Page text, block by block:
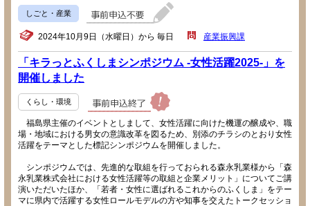
しごと・産業
2024年10月9日（水曜日）から 毎日 産業振興課
「キラっとふくしまシンポジウム -女性活躍2025-」を
開催しました
くらし・環境
福島県主催のイベントとしまして、女性活躍に向けた機運の醸成や、職
場・地域における男女の意識改革を図るため、別添のチラシのとおり女性
活躍をテーマとした標記シンポジウムを開催しました。
シンポジウムでは、先進的な取組を行っておられる森永乳業様から「森
永乳業株式会社における女性活躍等の取組と企業メリット」についてご講
演いただいたほか、「若者・女性に選ばれるこれからのふくしま」をテー
マに県内で活躍する女性ロールモデルの方や知事を交えたトークセッショ